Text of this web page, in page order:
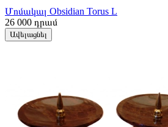
Մոմակալ Obsidian Torus L
26 000 դրամ
Ավելացնել